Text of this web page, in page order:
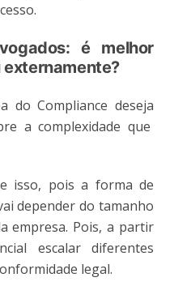
é melhor
do Compliance deseja
a complexidade que
isso, pois a forma de
depender do tamanho
empresa. Pois, a partir
escalar diferentes
legal.